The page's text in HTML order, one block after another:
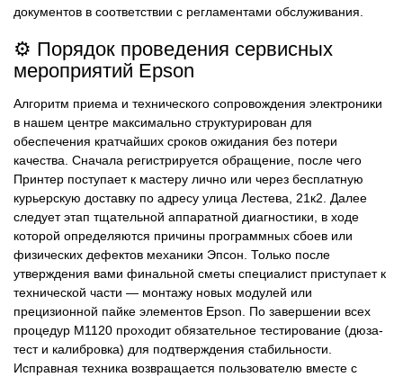
документов в соответствии с регламентами обслуживания.
⚙️ Порядок проведения сервисных
мероприятий Epson
Алгоритм приема и технического сопровождения электроники
в нашем центре максимально структурирован для
обеспечения кратчайших сроков ожидания без потери
качества. Сначала регистрируется обращение, после чего
Принтер поступает к мастеру лично или через бесплатную
курьерскую доставку по адресу улица Лестева, 21к2. Далее
следует этап тщательной аппаратной диагностики, в ходе
которой определяются причины программных сбоев или
физических дефектов механики Эпсон. Только после
утверждения вами финальной сметы специалист приступает к
технической части — монтажу новых модулей или
прецизионной пайке элементов Epson. По завершении всех
процедур M1120 проходит обязательное тестирование (дюза-
тест и калибровка) для подтверждения стабильности.
Исправная техника возвращается пользователю вместе с